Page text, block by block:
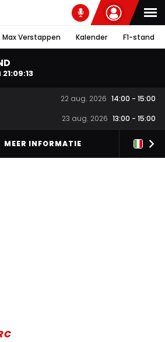
Max Verstappen Kalender F1-stand
21:09:13
22 aug. 2026 14:00 - 15:00
23 aug. 2026 13:00 - 15:00
MEER INFORMATIE